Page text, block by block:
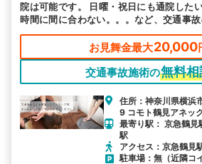
院は可能です。 日曜・祝日にも通院した
時間に間に合わない。。。など、交通事
とでもご相談ください。
お見舞金最大20,000
交通事故施術の無料相
住所：神奈川県横
9 コモト鶴見アネッ
最寄り駅： 京急鶴
駅
アクセス：京急鶴見
駐車場：無（近隣コ